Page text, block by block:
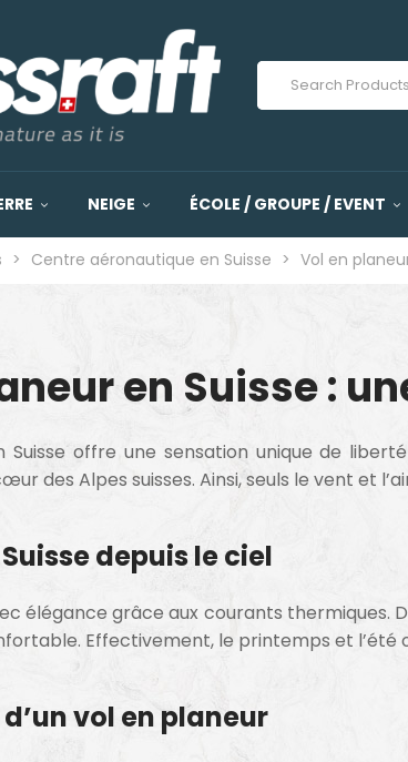
NEIGE ÉCOLE / GROUPE / EVENT
> Centre aéronautique en Suisse > Vol en
en Suisse :
Suisse offre une sensation unique de
des Alpes suisses. Ainsi, seuls le vent et
depuis le ciel
élégance grâce aux courants thermiques.
Effectivement, le printemps et l’été
vol en planeur